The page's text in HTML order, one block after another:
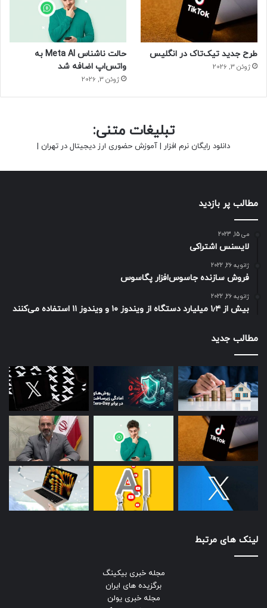
طرح جدید تیک‌تاک در انگلیس
ژوئن 3, 2026
حالت ناشناس Meta AI به
واتس‌اپ اضافه شد
ژوئن 3, 2026
تبلیغات متنی:
دانلود رایگان نرم افزار | آموزش حضوری ارز دیجیتال در تهران |
مطالب پر بازدید
می 15, 2023
لایسنس اشتراکی
ژانویه 26, 2022
فروش سازنده جاسوس‌افزار پگاسوس
ژانویه 26, 2022
بیش از ۱٫۴ میلیارد دستگاه از ویندوز ۱۰ و ویندوز ۱۱ استفاده می‌کنند
مطالب جدید
لینک های مرتبط
مجله خبری بیکینگ
برگزیده های ایران
مجله خبری یولن